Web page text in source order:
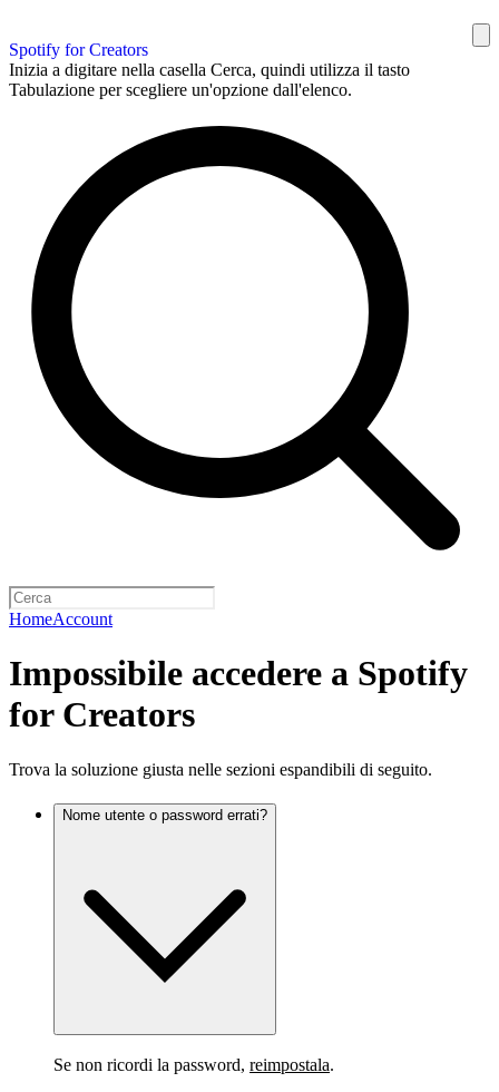
Spotify for Creators
Inizia a digitare nella casella Cerca, quindi utilizza il tasto
Tabulazione per scegliere un'opzione dall'elenco.
HomeAccount
Impossibile accedere a Spotify
for Creators
Trova la soluzione giusta nelle sezioni espandibili di seguito.
Nome utente o password errati?
Se non ricordi la password, reimpostala.